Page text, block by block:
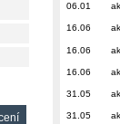
06.01
16.06
16.06
16.06
31.05
31.05